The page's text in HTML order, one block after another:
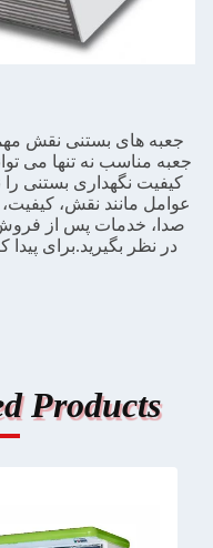
جعبه های بستنی نقش
جعبه مناسب نه تنها می
کیفیت نگهداری بستنی را
عوامل مانند نقش،
صدا، خدمات پس از
در نظر بگیرید.برای
Products